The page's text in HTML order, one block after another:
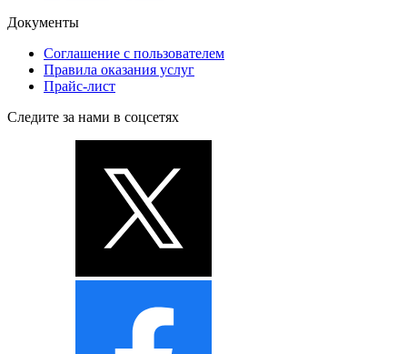
Документы
Соглашение с пользователем
Правила оказания услуг
Прайс-лист
Следите за нами в соцсетях